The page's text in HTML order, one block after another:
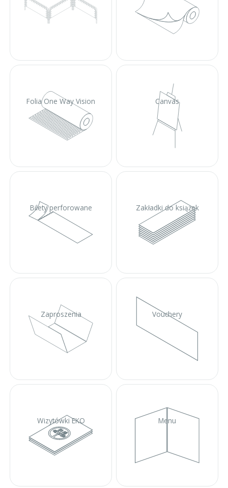
Folia One Way Vision Canvas
Bilety perforowane Zakładki do książek
Zaproszenia Vouchery
Wizytówki EKO Menu